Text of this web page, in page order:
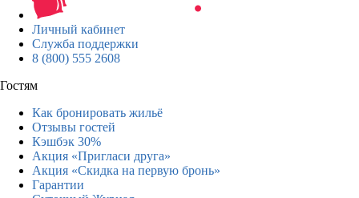
Личный кабинет
Служба поддержки
8 (800) 555 2608
Гостям
Как бронировать жильё
Отзывы гостей
Кэшбэк 30%
Акция «Пригласи друга»
Акция «Скидка на первую бронь»
Гарантии